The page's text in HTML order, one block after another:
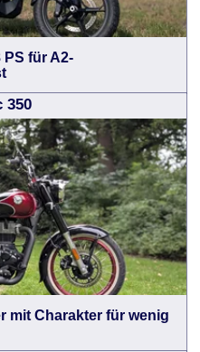
PS für A2-
350
mit Charakter für wenig